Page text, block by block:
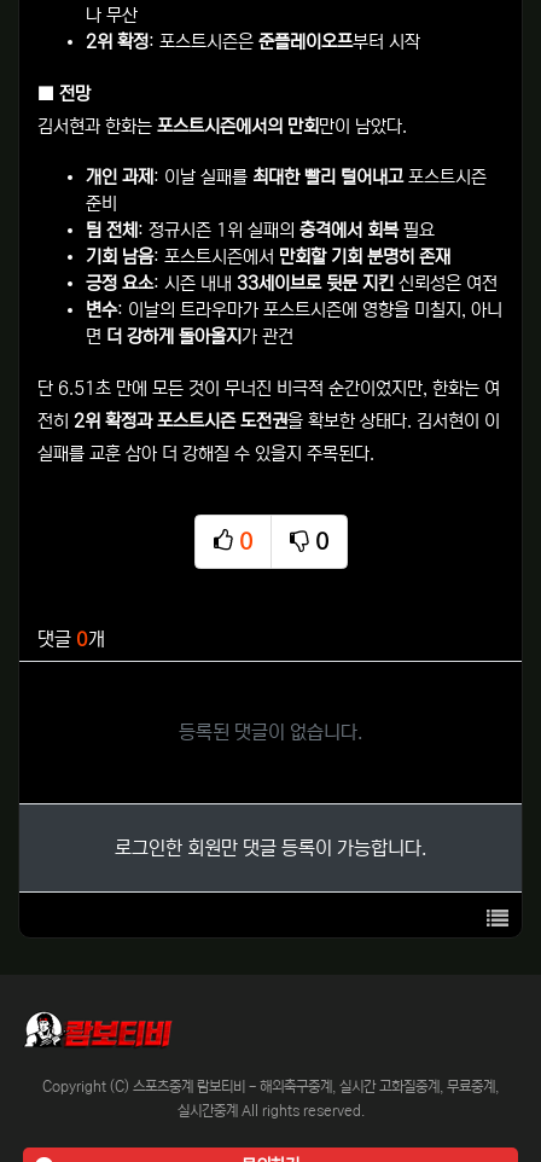
나 무산
2위 확정: 포스트시즌은 준플레이오프부터 시작
■ 전망
김서현과 한화는 포스트시즌에서의 만회만이 남았다.
개인 과제 : 이날 실패를 최대한 빨리 털어내고포스트시즌
준비
팀 전체 : 정규시즌 1위 실패의 충격에서 회복필요
기회 남음: 포스트시즌에서 만회할 기회 분명히 존재
긍정 요소: 시즌 내내 33세이브로 뒷문 지킨 신뢰성은 여전
변수: 이날의 트라우마가 포스트시즌에 영향을 미칠지, 아니
면 더 강하게 돌아올지가 관건
단 6.51초 만에 모든 것이 무너진 비극적 순간이었지만, 한화는 여
전히 2위 확정과 포스트시즌 도전권을 확보한 상태다. 김서현이 이
실패를 교훈 삼아 더 강해질 수 있을지 주목된다.
0
추천
0
비추천
댓글 0개
등록된 댓글이 없습니다.
로그인한 회원만 댓글 등록이 가능합니다.
목록
Copyright (C) 스포츠중계 람보티비 - 해외축구중계, 실시간 고화질중계, 무료중계,
실시간중계 All rights reserved.